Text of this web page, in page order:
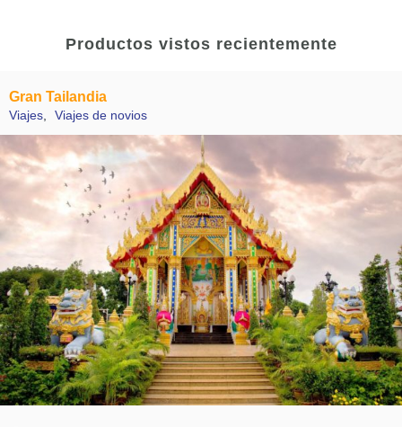
Productos vistos recientemente
Gran Tailandia
Viajes Viajes de novios